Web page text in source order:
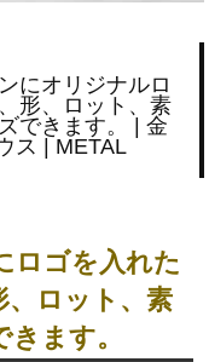
にオリジナルロ
形、ロット、素
できます。 | 金
ス | METAL
ロゴを入れた
、ロット、素
ます。